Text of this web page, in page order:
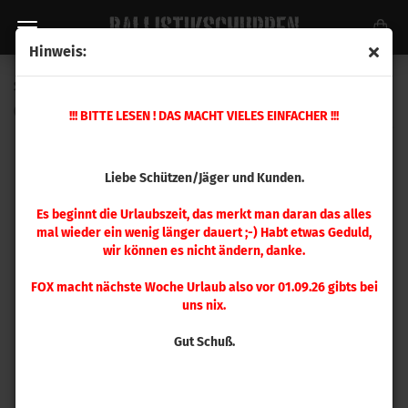
Hinweis:
!!! BITTE LESEN ! DAS MACHT VIELES EINFACHER !!!
Liebe Schützen/Jäger und Kunden.
Es beginnt die Urlaubszeit, das merkt man daran das alles
mal wieder ein wenig länger dauert ;-) Habt etwas Geduld,
wir können es nicht ändern, danke.
FOX macht nächste Woche Urlaub also vor 01.09.26 gibts bei
uns nix.
Gut Schuß.
Sierra .338 MatchKing 300gr 50 Stück
9300T)